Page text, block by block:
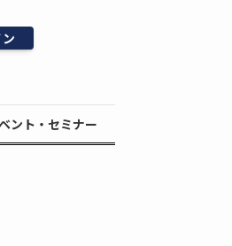
ント・セミナー